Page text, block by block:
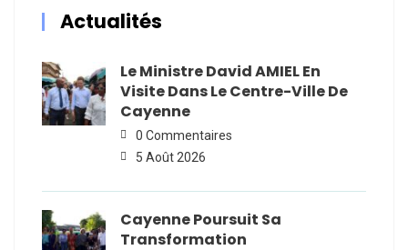
Actualités
Le Ministre David AMIEL En
Visite Dans Le Centre-Ville De
Cayenne
0 Commentaires
5 Août 2026
Cayenne Poursuit Sa
Transformation